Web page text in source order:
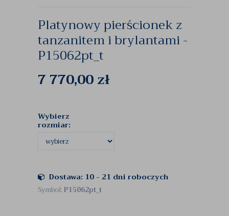
Platynowy pierścionek z
tanzanitem i brylantami -
P15062pt_t
7 770,00zł
Wybierz
rozmiar:
Dostawa: 10 - 21 dni roboczych
Symbol:P15062pt_t